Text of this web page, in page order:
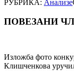
РУБРИКА: Анализе
ПОВЕЗАНИ
Изложба фото
Клишченкова
navigation